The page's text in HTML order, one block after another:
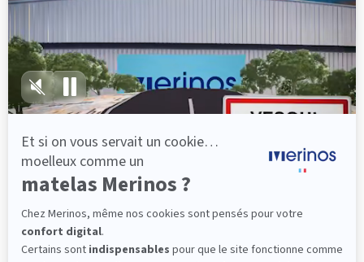
Découvrir
Fabrication Française